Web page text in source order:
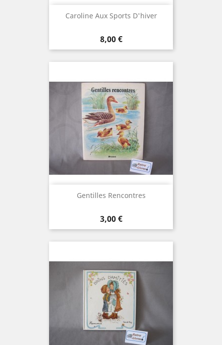
Caroline Aux Sports D'hiver
Prix
8,00 €
Gentilles Rencontres
Prix
3,00 €